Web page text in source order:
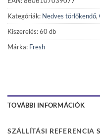
Kategóriák: Nedves törlőkendő,
Kiszerelés: 60 db
Márka: Fresh
TOVÁBBI INFORMÁCIÓK
SZÁLLÍTÁSI REFERENCIA